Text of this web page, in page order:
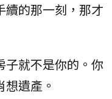
續的那一刻，那才
子就不是你的。你
遺產。